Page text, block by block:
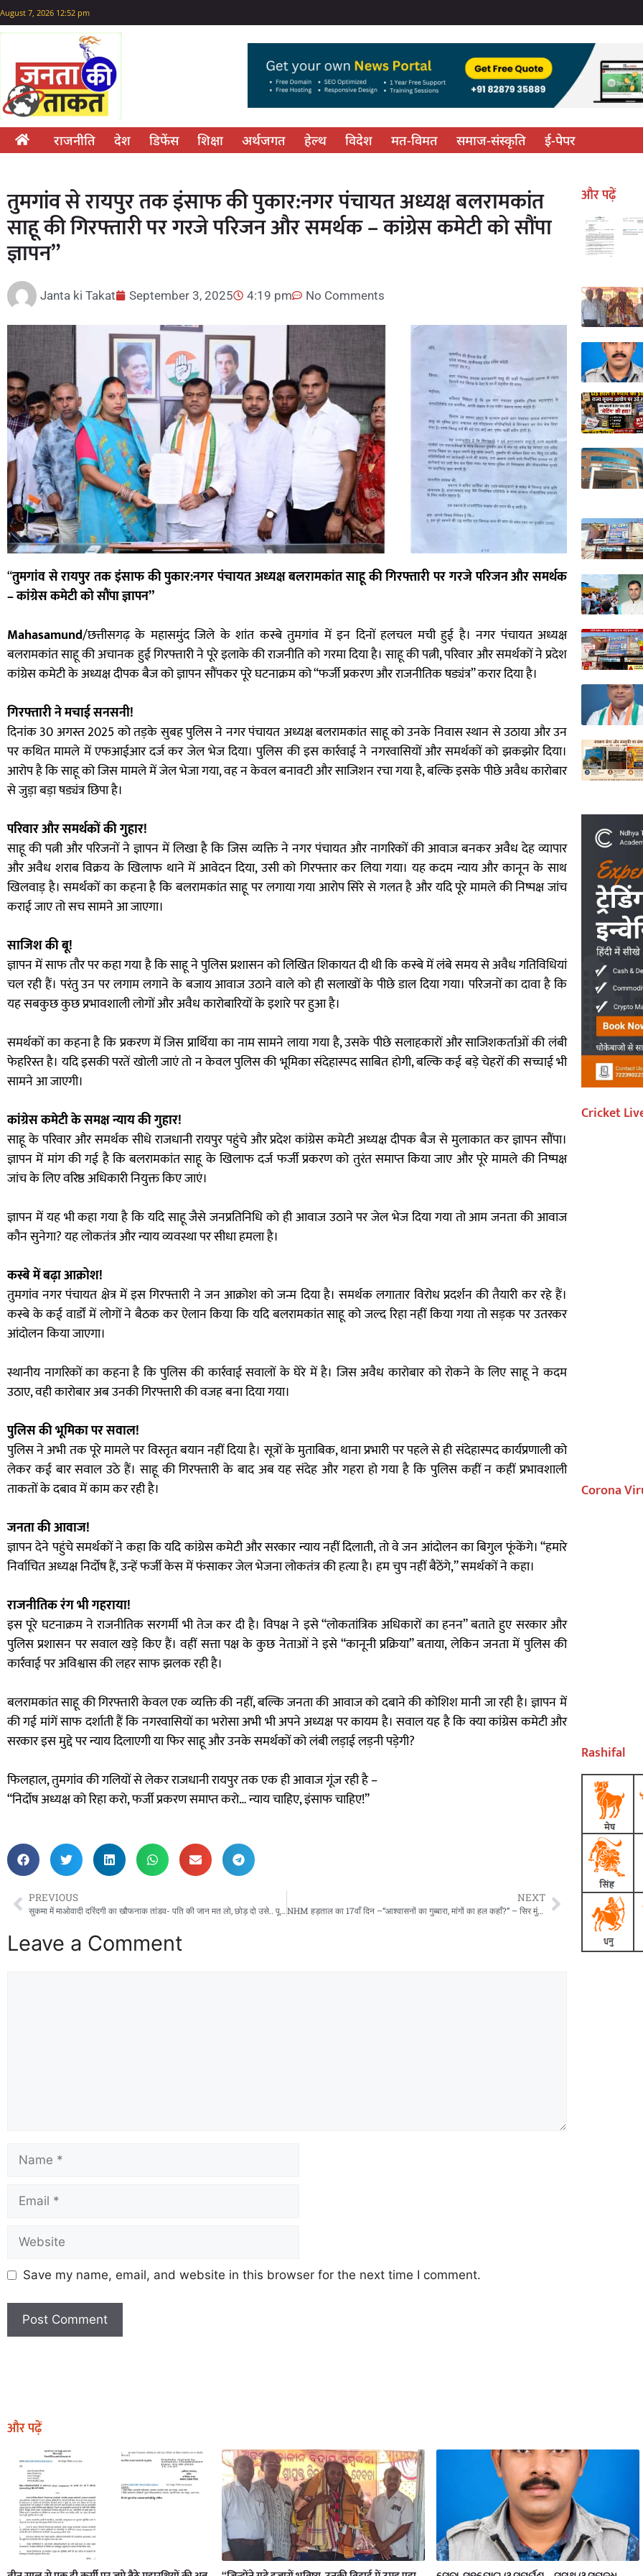
August 7, 2026 12:52 pm
राजनीति देश डिफेंस शिक्षा अर्थजगत हेल्थ विदेश मत-विमत समाज-संस्कृति ई-पेपर
तुमगांव से रायपुर तक इंसाफ की पुकार:नगर पंचायत अध्यक्ष बलरामकांत
साहू की गिरफ्तारी पर गरजे परिजन और समर्थक – कांग्रेस कमेटी को सौंपा
ज्ञापन”
Janta ki Takat September 3, 2025 4:19 pm No Comments
“तुमगांव से रायपुर तक इंसाफ की पुकार:नगर पंचायत अध्यक्ष बलरामकांत साहू की गिरफ्तारी पर गरजे परिजन और समर्थक
– कांग्रेस कमेटी को सौंपा ज्ञापन”
Mahasamund/छत्तीसगढ़ के महासमुंद जिले के शांत कस्बे तुमगांव में इन दिनों हलचल मची हुई है। नगर पंचायत अध्यक्ष
बलरामकांत साहू की अचानक हुई गिरफ्तारी ने पूरे इलाके की राजनीति को गरमा दिया है। साहू की पत्नी, परिवार और समर्थकों ने प्रदेश
कांग्रेस कमेटी के अध्यक्ष दीपक बैज को ज्ञापन सौंपकर पूरे घटनाक्रम को “फर्जी प्रकरण और राजनीतिक षड्यंत्र” करार दिया है।
गिरफ्तारी ने मचाई सनसनी!
दिनांक 30 अगस्त 2025 को तड़के सुबह पुलिस ने नगर पंचायत अध्यक्ष बलरामकांत साहू को उनके निवास स्थान से उठाया और उन
पर कथित मामले में एफआईआर दर्ज कर जेल भेज दिया। पुलिस की इस कार्रवाई ने नगरवासियों और समर्थकों को झकझोर दिया।
आरोप है कि साहू को जिस मामले में जेल भेजा गया, वह न केवल बनावटी और साजिशन रचा गया है, बल्कि इसके पीछे अवैध कारोबार
से जुड़ा बड़ा षड्यंत्र छिपा है।
परिवार और समर्थकों की गुहार!
साहू की पत्नी और परिजनों ने ज्ञापन में लिखा है कि जिस व्यक्ति ने नगर पंचायत और नागरिकों की आवाज बनकर अवैध देह व्यापार
और अवैध शराब विक्रय के खिलाफ थाने में आवेदन दिया, उसी को गिरफ्तार कर लिया गया। यह कदम न्याय और कानून के साथ
खिलवाड़ है। समर्थकों का कहना है कि बलरामकांत साहू पर लगाया गया आरोप सिरे से गलत है और यदि पूरे मामले की निष्पक्ष जांच
कराई जाए तो सच सामने आ जाएगा।
साजिश की बू!
ज्ञापन में साफ तौर पर कहा गया है कि साहू ने पुलिस प्रशासन को लिखित शिकायत दी थी कि कस्बे में लंबे समय से अवैध गतिविधियां
चल रही हैं। परंतु उन पर लगाम लगाने के बजाय आवाज उठाने वाले को ही सलाखों के पीछे डाल दिया गया। परिजनों का दावा है कि
यह सबकुछ कुछ प्रभावशाली लोगों और अवैध कारोबारियों के इशारे पर हुआ है।
समर्थकों का कहना है कि प्रकरण में जिस प्रार्थिया का नाम सामने लाया गया है, उसके पीछे सलाहकारों और साजिशकर्ताओं की लंबी
फेहरिस्त है। यदि इसकी परतें खोली जाएं तो न केवल पुलिस की भूमिका संदेहास्पद साबित होगी, बल्कि कई बड़े चेहरों की सच्चाई भी
सामने आ जाएगी।
कांग्रेस कमेटी के समक्ष न्याय की गुहार!
साहू के परिवार और समर्थक सीधे राजधानी रायपुर पहुंचे और प्रदेश कांग्रेस कमेटी अध्यक्ष दीपक बैज से मुलाकात कर ज्ञापन सौंपा।
ज्ञापन में मांग की गई है कि बलरामकांत साहू के खिलाफ दर्ज फर्जी प्रकरण को तुरंत समाप्त किया जाए और पूरे मामले की निष्पक्ष
जांच के लिए वरिष्ठ अधिकारी नियुक्त किए जाएं।
ज्ञापन में यह भी कहा गया है कि यदि साहू जैसे जनप्रतिनिधि को ही आवाज उठाने पर जेल भेज दिया गया तो आम जनता की आवाज
कौन सुनेगा? यह लोकतंत्र और न्याय व्यवस्था पर सीधा हमला है।
कस्बे में बढ़ा आक्रोश!
तुमगांव नगर पंचायत क्षेत्र में इस गिरफ्तारी ने जन आक्रोश को जन्म दिया है। समर्थक लगातार विरोध प्रदर्शन की तैयारी कर रहे हैं।
कस्बे के कई वार्डों में लोगों ने बैठक कर ऐलान किया कि यदि बलरामकांत साहू को जल्द रिहा नहीं किया गया तो सड़क पर उतरकर
आंदोलन किया जाएगा।
स्थानीय नागरिकों का कहना है कि पुलिस की कार्रवाई सवालों के घेरे में है। जिस अवैध कारोबार को रोकने के लिए साहू ने कदम
उठाए, वही कारोबार अब उनकी गिरफ्तारी की वजह बना दिया गया।
पुलिस की भूमिका पर सवाल!
पुलिस ने अभी तक पूरे मामले पर विस्तृत बयान नहीं दिया है। सूत्रों के मुताबिक, थाना प्रभारी पर पहले से ही संदेहास्पद कार्यप्रणाली को
लेकर कई बार सवाल उठे हैं। साहू की गिरफ्तारी के बाद अब यह संदेह और गहरा हो गया है कि पुलिस कहीं न कहीं प्रभावशाली
ताकतों के दबाव में काम कर रही है।
जनता की आवाज!
ज्ञापन देने पहुंचे समर्थकों ने कहा कि यदि कांग्रेस कमेटी और सरकार न्याय नहीं दिलाती, तो वे जन आंदोलन का बिगुल फूंकेंगे। “हमारे
निर्वाचित अध्यक्ष निर्दोष हैं, उन्हें फर्जी केस में फंसाकर जेल भेजना लोकतंत्र की हत्या है। हम चुप नहीं बैठेंगे,” समर्थकों ने कहा।
राजनीतिक रंग भी गहराया!
इस पूरे घटनाक्रम ने राजनीतिक सरगर्मी भी तेज कर दी है। विपक्ष ने इसे “लोकतांत्रिक अधिकारों का हनन” बताते हुए सरकार और
पुलिस प्रशासन पर सवाल खड़े किए हैं। वहीं सत्ता पक्ष के कुछ नेताओं ने इसे “कानूनी प्रक्रिया” बताया, लेकिन जनता में पुलिस की
कार्रवाई पर अविश्वास की लहर साफ झलक रही है।
बलरामकांत साहू की गिरफ्तारी केवल एक व्यक्ति की नहीं, बल्कि जनता की आवाज को दबाने की कोशिश मानी जा रही है। ज्ञापन में
की गई मांगें साफ दर्शाती हैं कि नगरवासियों का भरोसा अभी भी अपने अध्यक्ष पर कायम है। सवाल यह है कि क्या कांग्रेस कमेटी और
सरकार इस मुद्दे पर न्याय दिलाएगी या फिर साहू और उनके समर्थकों को लंबी लड़ाई लड़नी पड़ेगी?
फिलहाल, तुमगांव की गलियों से लेकर राजधानी रायपुर तक एक ही आवाज गूंज रही है –
“निर्दोष अध्यक्ष को रिहा करो, फर्जी प्रकरण समाप्त करो… न्याय चाहिए, इंसाफ चाहिए!”
PREVIOUS
सुकमा में माओवादी दरिंदगी का खौफनाक तांडव- पति की जान मत लो, छोड़ दो उसे.. पूरे गांव के सामने दो ग्रामीणों की निर्मम हत्या!
NEXT
NHM हड़ताल का 17वाँ दिन –“आश्वासनों का गुब्बारा, मांगों का हल कहाँ?” – सिर मुंडाकर शासन को दी चेतावनी!
Leave a Comment
Save my name, email, and website in this browser for the next time I comment.
और पढ़ें
Cricket
Corona
Rashifal
और पढ़ें